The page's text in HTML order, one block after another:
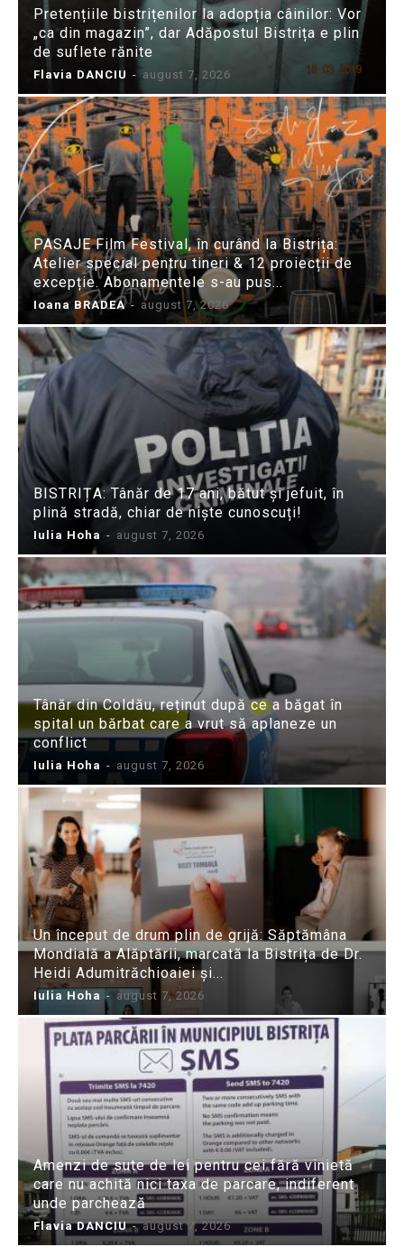
Pretențiile bistrițenilor la adopția câinilor: Vor
„ca din magazin”, dar Adăpostul Bistrița e plin
de suflete rănite
Flavia DANCIU - august 7, 2026
PASAJE Film Festival, în curând la Bistrița:
Atelier special pentru tineri & 12 proiecții de
excepție. Abonamentele s-au pus...
Ioana BRADEA - august 7, 2026
BISTRIȚA: Tânăr de 17 ani, bătut și jefuit, în
plină stradă, chiar de niște cunoscuți!
Iulia Hoha - august 7, 2026
Tânăr din Coldău, reținut după ce a băgat în
spital un bărbat care a vrut să aplaneze un
conflict
Iulia Hoha - august 7, 2026
Un început de drum plin de grijă: Săptămâna
Mondială a Alăptării, marcată la Bistrița de Dr.
Heidi Adumitrăchioaiei și...
Iulia Hoha - august 7, 2026
Amenzi de sute de lei pentru cei fără vinietă
care nu achită nici taxa de parcare, indiferent
unde parchează
Flavia DANCIU - august 7, 2026